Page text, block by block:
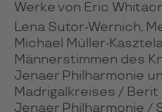
Werke von Eric
Lena Sutor-Wernich,
Michael Müller-
Männerstimmen des
Jenaer Philharmonie
Madrigalkreises / Berit
Jenaer Philharmonie /